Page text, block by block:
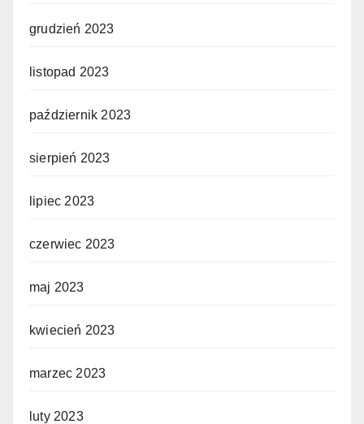
grudzień 2023
listopad 2023
październik 2023
sierpień 2023
lipiec 2023
czerwiec 2023
maj 2023
kwiecień 2023
marzec 2023
luty 2023